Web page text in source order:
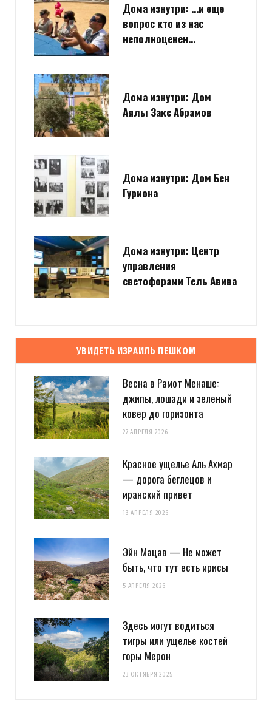
Дома изнутри: …и еще
вопрос кто из нас
неполноценен…
Дома изнутри: Дом
Аялы Закс Абрамов
Дома изнутри: Дом Бен
Гуриона
Дома изнутри: Центр
управления
светофорами Тель Авива
УВИДЕТЬ ИЗРАИЛЬ ПЕШКОМ
Весна в Рамот Менаше:
джипы, лошади и зеленый
ковер до горизонта
27 АПРЕЛЯ 2026
Красное ущелье Аль Ахмар
— дорога беглецов и
иранский привет
13 АПРЕЛЯ 2026
Эйн Мацав — Не может
быть, что тут есть ирисы
5 АПРЕЛЯ 2026
Здесь могут водиться
тигры или ущелье костей
горы Мерон
23 ОКТЯБРЯ 2025